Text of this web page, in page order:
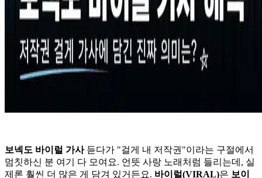
보넥도 바이럴 가사듣다가 "걸게 내 저작권"이라는 구절에서
멈칫하신 분 여기 다 모여요. 언뜻 사랑 노래처럼 들리는데, 실
제론 훨씬 더 많은 게 담겨 있거든요. 바이럴(VIRAL)은 보이